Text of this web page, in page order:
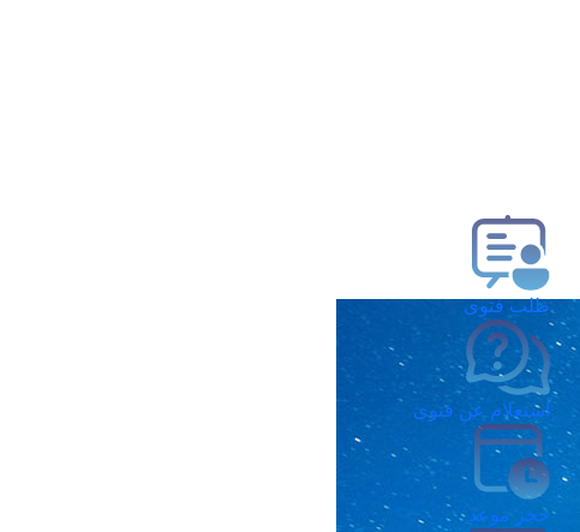
طلب فتوى
استعلام عن فتوى
حجز موعد